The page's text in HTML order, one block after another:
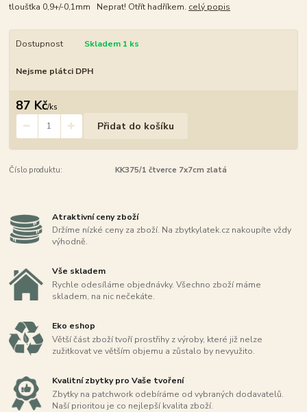
tloušťka 0,9+/-0,1mm Neprat! Otřít hadříkem. celý popis
Dostupnost Skladem 1 ks
Nejsme plátci DPH
87 Kč/ks
Přidat do košíku
Číslo produktu: KK375/1 čtverce 7x7cm zlatá
Atraktivní ceny zboží
Držíme nízké ceny za zboží. Na zbytkylatek.cz nakoupíte vždy
výhodně.
Vše skladem
Rychle odesíláme objednávky. Všechno zboží máme
skladem, na nic nečekáte.
Eko eshop
Větší část zboží tvoří prostřihy z výroby, které již nelze
zužitkovat ve větším objemu a zůstalo by nevyužito.
Kvalitní zbytky pro Vaše tvoření
Zbytky na patchwork odebíráme od vybraných dodavatelů.
Naší prioritou je co nejlepší kvalita zboží.